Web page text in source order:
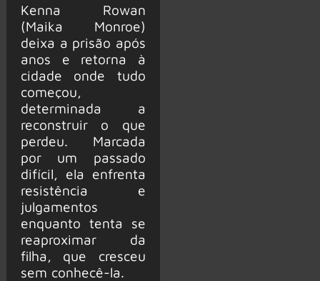
Kenna Rowan
(Maika Monroe)
deixa a prisão após
anos e retorna à
cidade onde tudo
começou,
determinada a
reconstruir o que
perdeu. Marcada
por um passado
difícil, ela enfrenta
resistência e
julgamentos
enquanto tenta se
reaproximar da
filha, que cresceu
sem conhecê-la.